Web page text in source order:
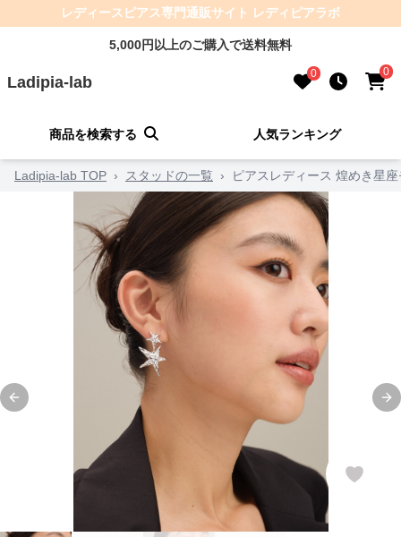
レディースピアス専門通販サイト レディピアラボ
5,000円以上のご購入で送料無料
Ladipia-lab 0 0
商品を検索する 人気ランキング
Ladipia-lab TOP › スタッドの一覧 › ピアスレディース 煌めき星
Previous slide